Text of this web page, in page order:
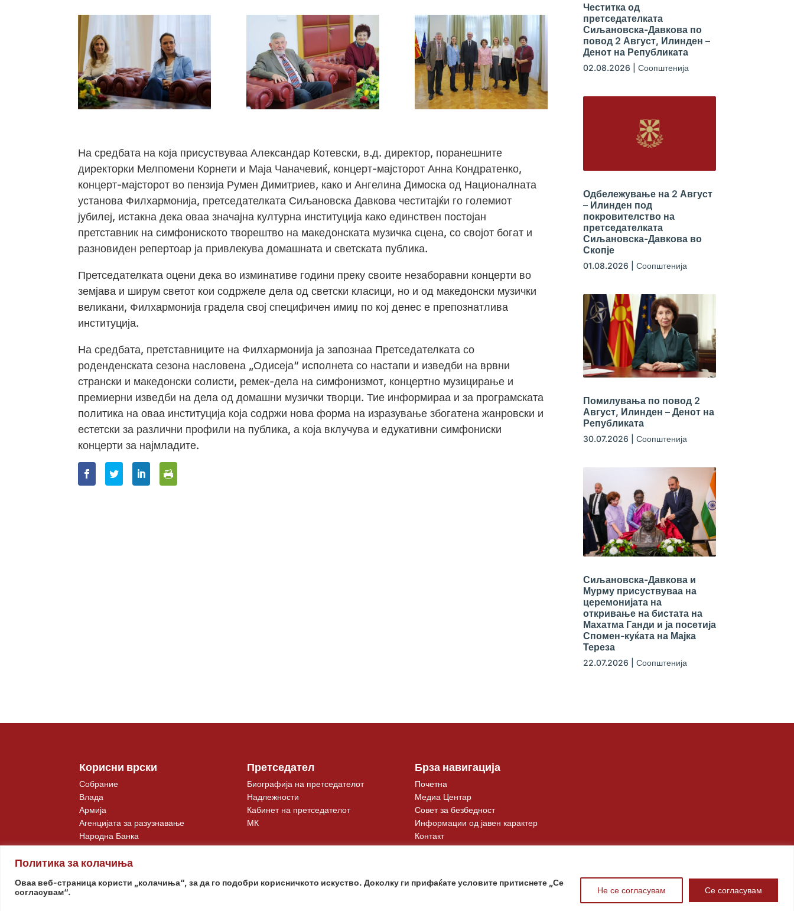
Политика за колачиња
Оваа веб-страница користи „колачиња“, за да го подобри корисничкото искуство. Доколку ги прифаќате условите притиснете „Се
согласувам“.
Не се согласувам Се согласувам
На средбата на која присуствуваа Александар Котевски, в.д. директор, поранешните
директорки Мелпомени Корнети и Маја Чаначевиќ, концерт-мајсторот Анна Кондратенко,
концерт-мајсторот во пензија Румен Димитриев, како и Ангелина Димоска од Националната
установа Филхармонија, претседателката Сиљановска Давкова честитајќи го големиот
јубилеј, истакна дека оваа значајна културна институција како единствен постојан
претставник на симфониското творештво на македонската музичка сцена, со својот богат и
разновиден репертоар ја привлекува домашната и светската публика.
Претседателката оцени дека во изминативе години преку своите незаборавни концерти во
земјава и ширум светот кои содржеле дела од светски класици, но и од македонски музички
великани, Филхармонија градела свој специфичен имиџ по кој денес е препознатлива
институција.
На средбата, претставниците на Филхармонија ја запознаа Претседателката со
роденденската сезона насловена „Одисеја“ исполнета со настапи и изведби на врвни
странски и македонски солисти, ремек-дела на симфонизмот, концертно музицирање и
премиерни изведби на дела од домашни музички творци. Тие информираа и за програмската
политика на оваа институција која содржи нова форма на изразување збогатена жанровски и
естетски за различни профили на публика, а која вклучува и едукативни симфониски
концерти за најмладите.
Честитка од
претседателката
Сиљановска-Давкова по
повод 2 Август, Илинден –
Денот на Републиката
02.08.2026 Соопштенија
Одбележување на 2 Август
– Илинден под
покровителство на
претседателката
Сиљановска-Давкова во
Скопје
01.08.2026 Соопштенија
Помилувања по повод 2
Август, Илинден – Денот на
Републиката
30.07.2026 Соопштенија
Сиљановска-Давкова и
Мурму присуствуваа на
церемонијата на
откривање на бистата на
Махатма Ганди и ја посетија
Спомен-куќата на Мајка
Тереза
22.07.2026 Соопштенија
Корисни врски
Собрание
Влада
Армија
Агенцијата за разузнавање
Народна Банка
Претседател
Биографија на претседателот
Надлежности
Кабинет на претседателот
МК
Брза навигација
Почетна
Медиа Центар
Совет за безбедност
Информации од јавен карактер
Контакт